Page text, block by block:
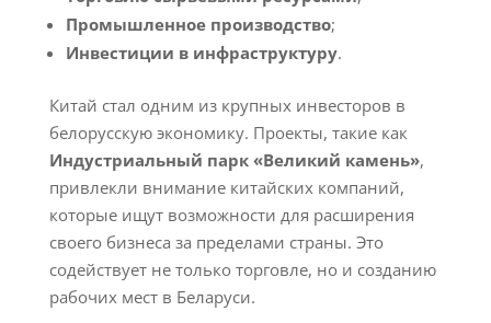
Промышленное производство;
Инвестиции в инфраструктуру.
Китай стал одним из крупных инвесторов в
белорусскую экономику. Проекты, такие как
Индустриальный парк «Великий камень»,
привлекли внимание китайских компаний,
которые ищут возможности для расширения
своего бизнеса за пределами страны. Это
содействует не только торговле, но и созданию
рабочих мест в Беларуси.